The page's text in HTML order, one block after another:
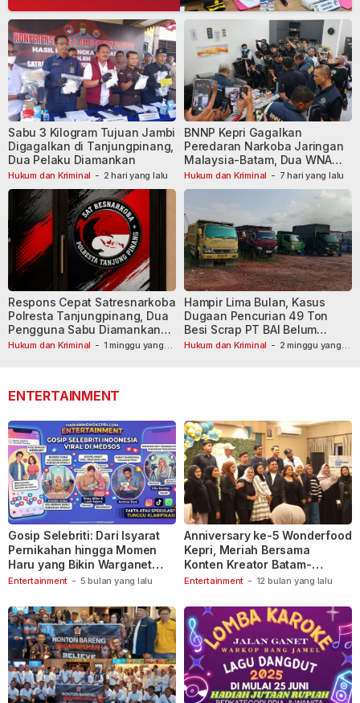
Hukum dan Kriminal - 2 hari yang lalu
Sabu 3 Kilogram Tujuan Jambi
Digagalkan di Tanjungpinang,
Dua Pelaku Diamankan
Hukum dan Kriminal - 7 hari yang lalu
BNNP Kepri Gagalkan
Peredaran Narkoba Jaringan
Malaysia-Batam, Dua WNA
Masih Diburu
Hukum dan Kriminal - 1 minggu yang
Respons Cepat Satresnarkoba
Polresta Tanjungpinang, Dua
Pengguna Sabu Diamankan
Usai Dilaporkan ke Call Center
Hukum dan Kriminal - 2 minggu yang
Hampir Lima Bulan, Kasus
Dugaan Pencurian 49 Ton
Besi Scrap PT BAI Belum
Tetapkan Tersangka
ENTERTAINMENT
Entertainment - 5 bulan yang lalu
Gosip Selebriti: Dari Isyarat
Pernikahan hingga Momen
Haru yang Bikin Warganet
Berspekulasi
Entertainment - 12 bulan yang lalu
Anniversary ke-5 Wonderfood
Kepri, Meriah Bersama
Konten Kreator Batam-
Tanjungpinang